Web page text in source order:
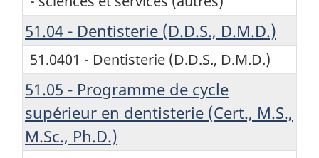
51.04 - Dentisterie (D.D.S., D.M.D.)
51.0401 - Dentisterie (D.D.S., D.M.D.)
51.05 - Programme de cycle
supérieur en dentisterie (Cert., M.S.,
M.Sc., Ph.D.)